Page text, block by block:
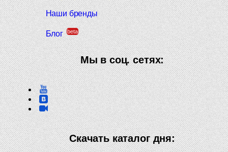
Наши бренды
Блог beta
Мы в соц. сетях:
Скачать каталог дня: